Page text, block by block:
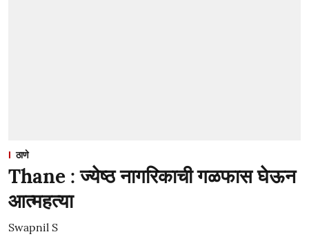
ठाणे
Thane : ज्येष्ठ नागरिकाची गळफास घेऊन
आत्महत्या
Swapnil S